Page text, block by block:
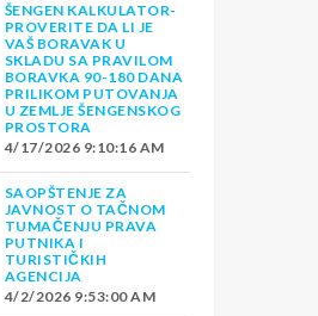
ŠENGEN KALKULATOR-
PROVERITE DA LI JE
VAŠ BORAVAK U
SKLADU SA PRAVILOM
BORAVKA 90-180 DANA
PRILIKOM PUTOVANJA
U ZEMLJE ŠENGENSKOG
PROSTORA
4/17/2026 9:10:16 AM
SAOPŠTENJE ZA
JAVNOST O TAČNOM
TUMAČENJU PRAVA
PUTNIKA I
TURISTIČKIH
AGENCIJA
4/2/2026 9:53:00 AM